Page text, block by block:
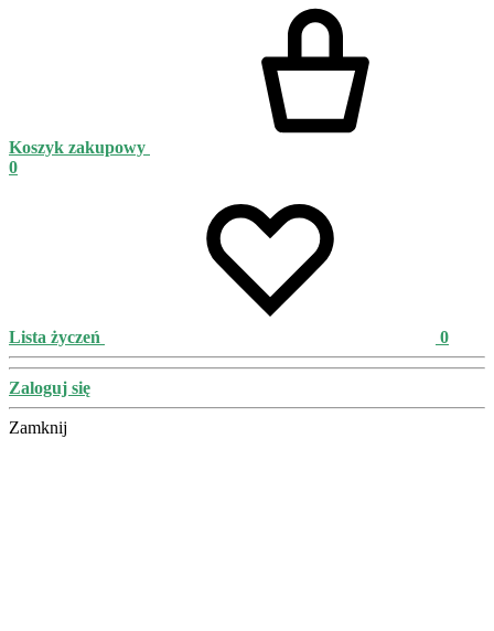
Koszyk zakupowy
0
Lista życzeń 0
Zaloguj się
Zamknij